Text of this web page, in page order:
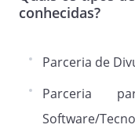
conhecidas?
Parceria de
Parceria
Software/